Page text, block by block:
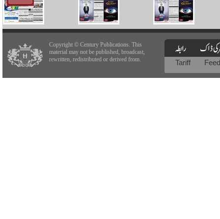
Copyright © Century Publications. This
material may not be published, broadcast,
rewritten, redistributed or derived from.
Tariff